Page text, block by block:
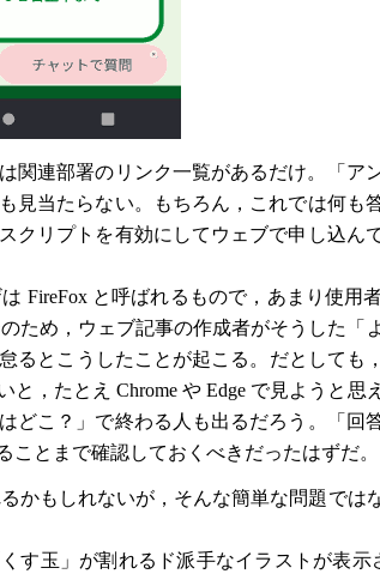
連部署のリンク一覧があるだけ。「ア
見当たらない。もちろん，これでは何も
クリプトを有効にしてウェブで申し込ん
FireFox と呼ばれるもので，あまり使用
ため，ウェブ記事の作成者がそうした
とこうしたことが起こる。だとしても
，たとえ Chrome や Edge で見ようと
こ？」で終わる人も出るだろう。「回
とまで確認しておくべきだったはずだ。
かもしれないが，そんな簡単な問題では
玉」が割れるド派手なイラストが表示